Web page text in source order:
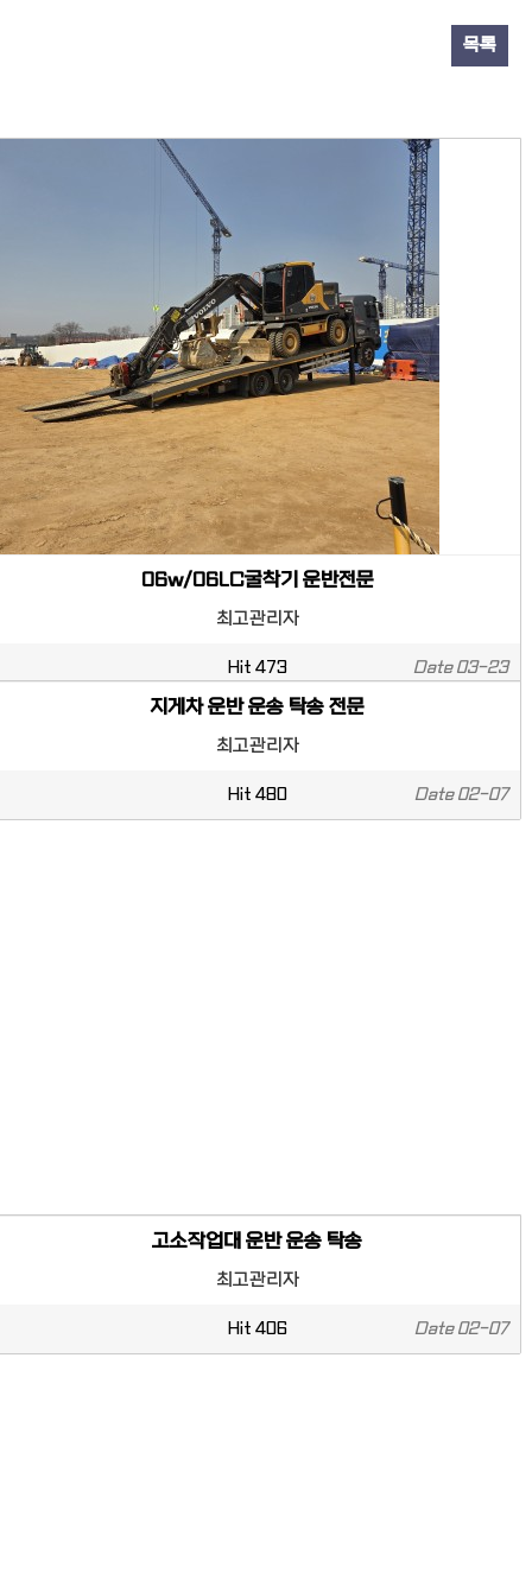
목록
06w/06LC굴착기 운반전문
최고관리자
Hit 473 Date03-23
지게차 운반 운송 탁송 전문
최고관리자
Hit 480 Date02-07
고소작업대 운반 운송 탁송
최고관리자
Hit 406 Date02-07